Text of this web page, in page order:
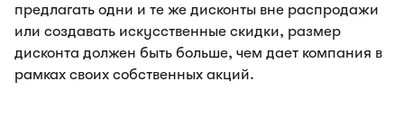
предлагать одни и те же дисконты вне распродажи
или создавать искусственные скидки, размер
дисконта должен быть больше, чем дает компания в
рамках своих собственных акций.